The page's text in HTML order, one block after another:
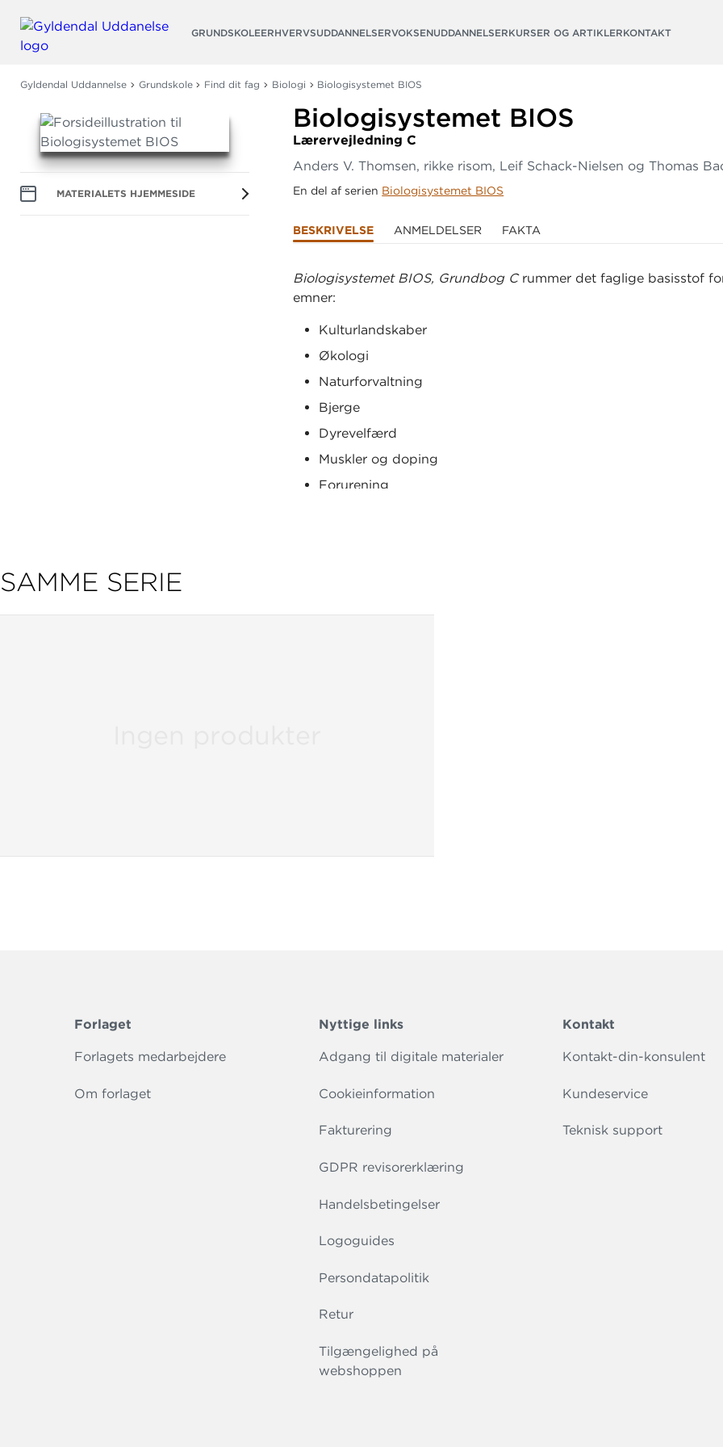
GRUNDSKOLEERHVERVSUDDANNELSERVOKSENUDDANNELSERKURSER OG ARTIKLERKONTAKT
Gyldendal Uddannelse Grundskole Find dit fag Biologi Biologisystemet BIOS
MATERIALETS HJEMMESIDE
Biologisystemet BIOS
Lærervejledning C
Anders V. Thomsen, rikke risom, Leif Schack-Nielsen og Thomas
En del af serien Biologisystemet BIOS
BESKRIVELSE ANMELDELSER FAKTA
Biologisystemet BIOS, Grundbog C rummer det faglige basisstof
emner:
Kulturlandskaber
Økologi
Naturforvaltning
Bjerge
Dyrevelfærd
Muskler og doping
Forurening
SAMME SERIE
Forlaget
Forlagets medarbejdere
Om forlaget
Nyttige links
Adgang til digitale materialer
Cookieinformation
Fakturering
GDPR revisorerklæring
Handelsbetingelser
Logoguides
Persondatapolitik
Retur
Tilgængelighed på
webshoppen
Kontakt
Kontakt-din-konsulent
Kundeservice
Teknisk support